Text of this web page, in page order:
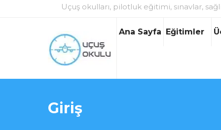
Uçuş okulları, pilotluk eğitimi, sınavlar,
Ana Sayfa Eğitimler
Giriş